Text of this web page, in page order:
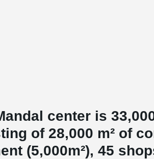
center is
of 28,000 m² of
(5,000m²), 45